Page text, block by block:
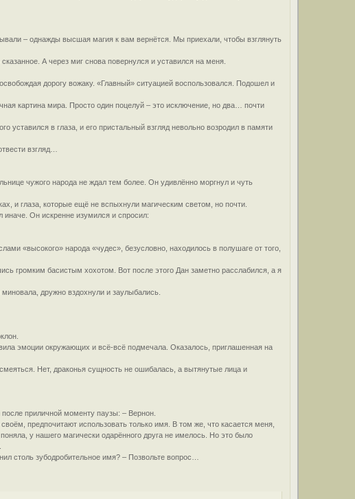
– однажды высшая магия к вам вернётся. Мы приехали, чтобы взглянуть
А через миг снова повернулся и уставился на меня.
дорогу вожаку. «Главный» ситуацией воспользовался. Подошел и
картина мира. Просто один поцелуй – это исключение, но два… почти
в глаза, и его пристальный взгляд невольно возродил в памяти
взгляд…
чужого народа не ждал тем более. Он удивлённо моргнул и чуть
и глаза, которые ещё не вспыхнули магическим светом, но почти.
иначе. Он искренне изумился и спросил:
«высокого» народа «чудес», безусловно, находилось в полушаге от того,
громким басистым хохотом. Вот после этого Дан заметно расслабился, а я
дружно вздохнули и заулыбались.
эмоции окружающих и всё-всё подмечала. Оказалось, приглашенная на
Нет, драконья сущность не ошибалась, а вытянутые лица и
приличной моменту паузы: – Вернон.
предпочитают использовать только имя. В том же, что касается меня,
у нашего магически одарённого друга не имелось. Но это было
столь зубодробительное имя? – Позвольте вопрос…